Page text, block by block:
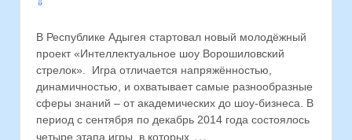
⇩
В Республике Адыгея стартовал новый молодёжный
проект «Интеллектуальное шоу Ворошиловский
стрелок». Игра отличается напряжённостью,
динамичностью, и охватывает самые разнообразные
сферы знаний – от академических до шоу-бизнеса. В
период с сентября по декабрь 2014 года состоялось
четыре этапа игры, в которых …